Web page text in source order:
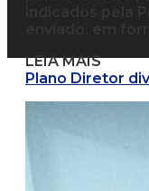
LEIA MAIS
Plano Diretor